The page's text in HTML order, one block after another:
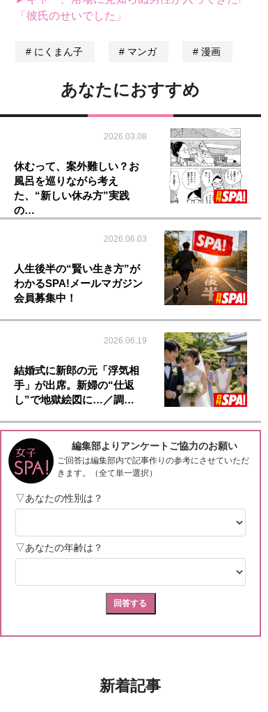
「彼氏のせいでした」
にくまん子 マンガ 漫画
あなたにおすすめ
2026.03.08
休むって、案外難しい？お
風呂を巡りながら考え
た、“新しい休み方”実践
の…
2026.06.03
人生後半の“賢い生き方”が
わかるSPA!メールマガジン
会員募集中！
2026.06.19
結婚式に新郎の元「浮気相
手」が出席。新婦の“仕返
し”で地獄絵図に…／調…
新着記事